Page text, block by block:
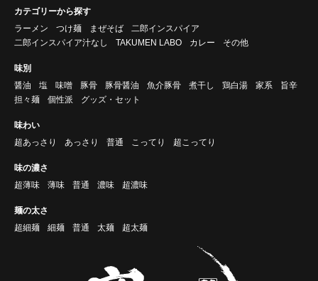
カテゴリーから探す
ラーメン
つけ麺 まぜそば
二郎インスパイア
二郎インスパイア汁なし
TAKUMEN LABO カレー その他
味別
醤油
塩 味噌 豚骨 豚骨醤油 魚介豚骨 煮干し 鶏白湯 家系
旨辛
担々麺
個性派 グッズ・セット
味わい
超あっさり
あっさり 普通 こってり 超こってり
味の濃さ
超薄味
薄味 普通 濃味 超濃味
麺の太さ
超細麺
細麺 普通 太麺 超太麺